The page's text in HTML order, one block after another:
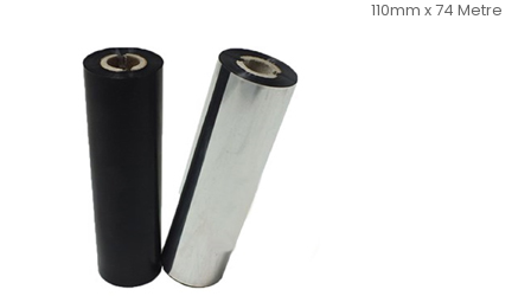
110mm x 74 Metre